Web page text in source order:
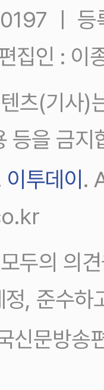
ㅣ
집인 : 이
츠(기사)
등을 금지
이투데이.
두의 의
정, 준수하
신문방송